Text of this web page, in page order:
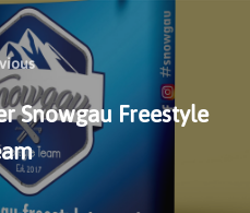
Previous
Snowgau Freestyle